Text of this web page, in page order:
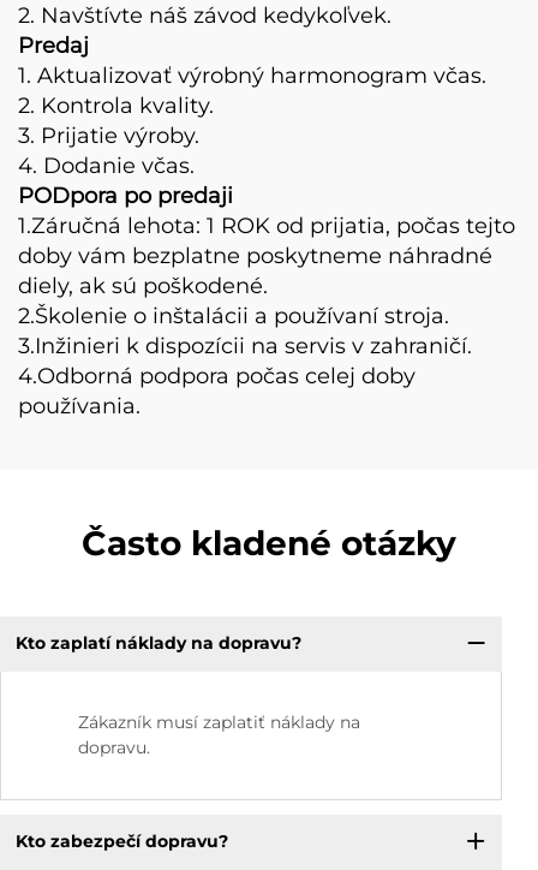
2. Navštívte náš závod kedykoľvek.
Predaj
1. Aktualizovať výrobný harmonogram včas.
2. Kontrola kvality.
3. Prijatie výroby.
4. Dodanie včas.
PODpora po predaji
1.Záručná lehota: 1 ROK od prijatia, počas tejto
doby vám bezplatne poskytneme náhradné
diely, ak sú poškodené.
2.Školenie o inštalácii a používaní stroja.
3.Inžinieri k dispozícii na servis v zahraničí.
4.Odborná podpora počas celej doby
používania.
Často kladené otázky
Kto zaplatí náklady na dopravu?
Zákazník musí zaplatiť náklady na
dopravu.
Kto zabezpečí dopravu?